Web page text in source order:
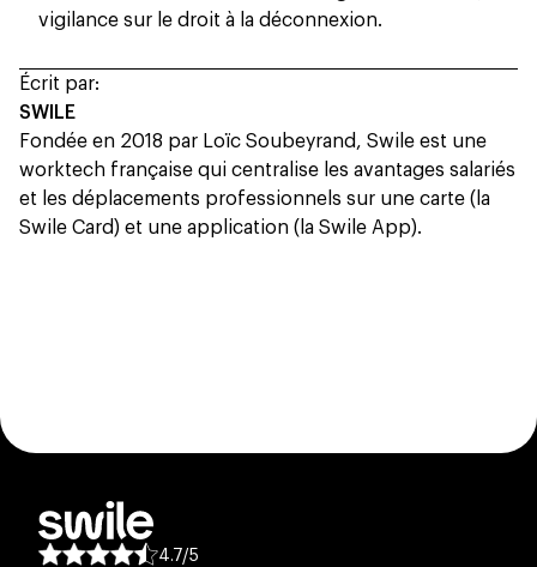
vigilance sur le droit à la déconnexion.
Écrit par:
SWILE
Fondée en 2018 par Loïc Soubeyrand, Swile est une
worktech française qui centralise les avantages salariés
et les déplacements professionnels sur une carte (la
Swile Card) et une application (la Swile App).
4.7/5